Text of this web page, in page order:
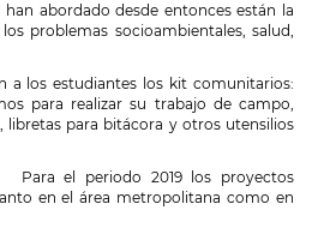
abordado desde entonces están la
problemas socioambientales, salud,
a los estudiantes los kit comunitarios:
para realizar su trabajo de campo,
libretas para bitácora y otros utensilios
Para el periodo 2019 los proyectos
en el área metropolitana como en